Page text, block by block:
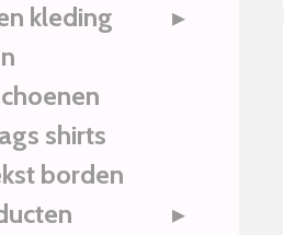
kleding
shirts
borden